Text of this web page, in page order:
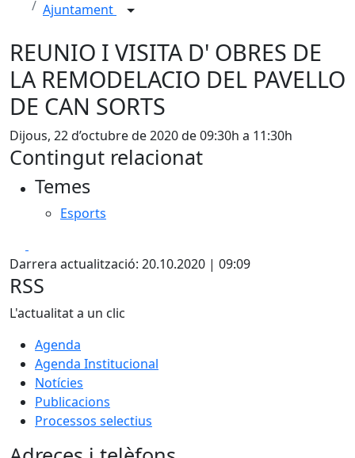
Ajuntament
REUNIO I VISITA D' OBRES DE
LA REMODELACIO DEL PAVELLO
DE CAN SORTS
Dijous, 22 d’octubre de 2020 de 09:30h a 11:30h
Contingut relacionat
Temes
Esports
Darrera actualització: 20.10.2020 | 09:09
RSS
L'actualitat a un clic
Agenda
Agenda Institucional
Notícies
Publicacions
Processos selectius